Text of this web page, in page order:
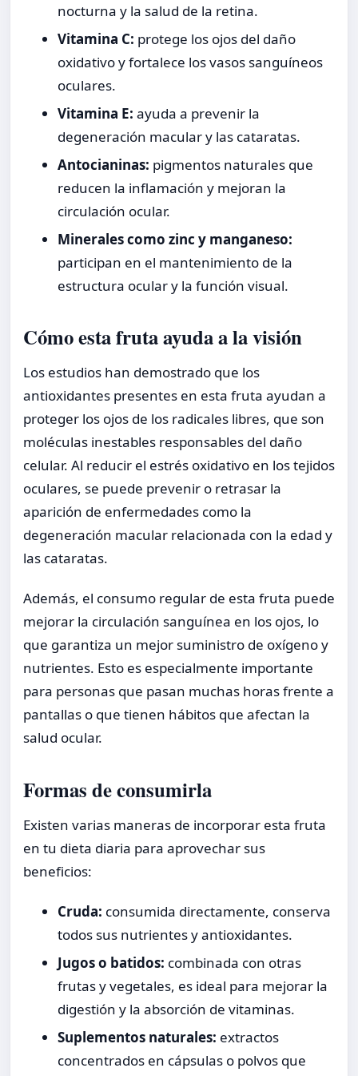
nocturna y la salud de la retina.
Vitamina C: protege los ojos del daño
oxidativo y fortalece los vasos sanguíneos
oculares.
Vitamina E: ayuda a prevenir la
degeneración macular y las cataratas.
Antocianinas: pigmentos naturales que
reducen la inflamación y mejoran la
circulación ocular.
Minerales como zinc y manganeso:
participan en el mantenimiento de la
estructura ocular y la función visual.
Cómo esta fruta ayuda a la visión
Los estudios han demostrado que los
antioxidantes presentes en esta fruta ayudan a
proteger los ojos de los radicales libres, que son
moléculas inestables responsables del daño
celular. Al reducir el estrés oxidativo en los tejidos
oculares, se puede prevenir o retrasar la
aparición de enfermedades como la
degeneración macular relacionada con la edad y
las cataratas.
Además, el consumo regular de esta fruta puede
mejorar la circulación sanguínea en los ojos, lo
que garantiza un mejor suministro de oxígeno y
nutrientes. Esto es especialmente importante
para personas que pasan muchas horas frente a
pantallas o que tienen hábitos que afectan la
salud ocular.
Formas de consumirla
Existen varias maneras de incorporar esta fruta
en tu dieta diaria para aprovechar sus
beneficios:
Cruda: consumida directamente, conserva
todos sus nutrientes y antioxidantes.
Jugos o batidos: combinada con otras
frutas y vegetales, es ideal para mejorar la
digestión y la absorción de vitaminas.
Suplementos naturales: extractos
concentrados en cápsulas o polvos que